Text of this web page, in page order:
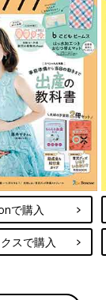
で購入
スで購入